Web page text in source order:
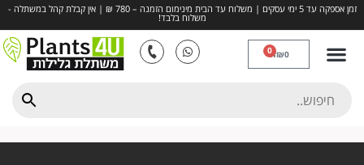
זמן אספקה עד 5 ימי עסקים | משלוח עד הבית מינימום הזמנה – 780 ₪ | אין קבלת קהל במשתלה -
משלוח בלבד!
₪0
0